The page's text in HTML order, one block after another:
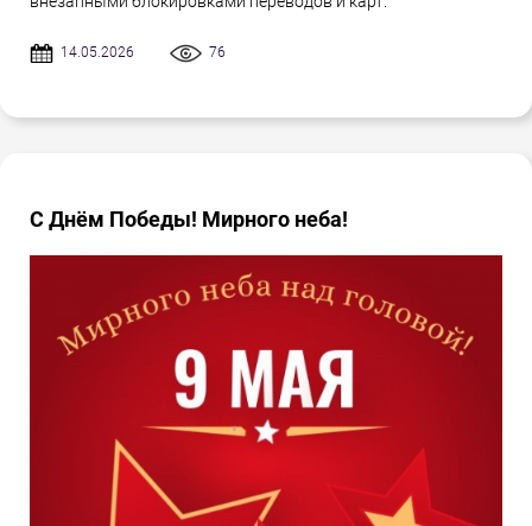
14.05.2026 76
С Днём Победы! Мирного неба!